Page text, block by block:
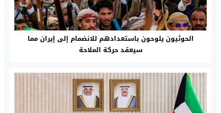
الحوثيون يلوحون باستعدادهم للانضمام إلى إيران مما
سيعقد حركة الملاحة